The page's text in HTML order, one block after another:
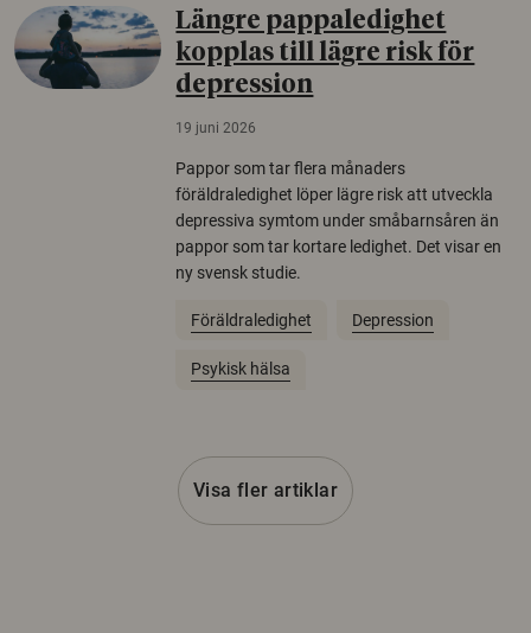
Längre pappaledighet
kopplas till lägre risk för
depression
19 juni 2026
Pappor som tar flera månaders
föräldraledighet löper lägre risk att utveckla
depressiva symtom under småbarnsåren än
pappor som tar kortare ledighet. Det visar en
ny svensk studie.
Föräldraledighet Depression
Psykisk hälsa
Visa fler artiklar